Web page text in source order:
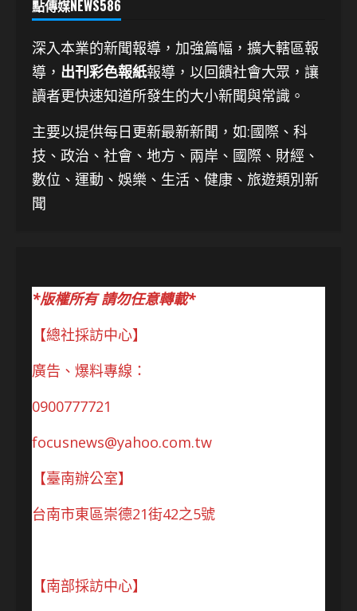
點傳媒NEWS586
深入本業的新聞報導，加強篇幅，擴大轄區報
導， 出刊彩色報紙報導，以回饋社會大眾，讓
讀者更快速知道所發生的大小新聞與常識。
主要以提供每日更新最新新聞 ，如:國際、科
技、 政治、社會、地方、兩岸、國際、財經、
數位、運動、娛樂、生活、健康、旅遊類別新
聞
*版權所有 請勿任意轉載*
【總社採訪中心】
廣告、爆料專線：
0900777721
focusnews@yahoo.com.tw
【臺南辦公室】
台南市東區崇德21街42之5號
【南部採訪中心】